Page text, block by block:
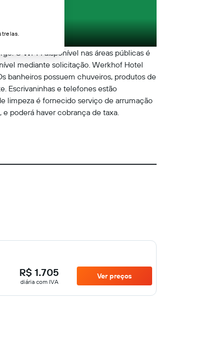
O Wi-Fi disponível nas áreas públicas é
mediante solicitação. Werkhof Hotel
banheiros possuem chuveiros, produtos de
Escrivaninhas e telefones estão
limpeza é fornecido serviço de arrumação
poderá haver cobrança de taxa.
R$ 1.705
diária com IVA
Ver preços